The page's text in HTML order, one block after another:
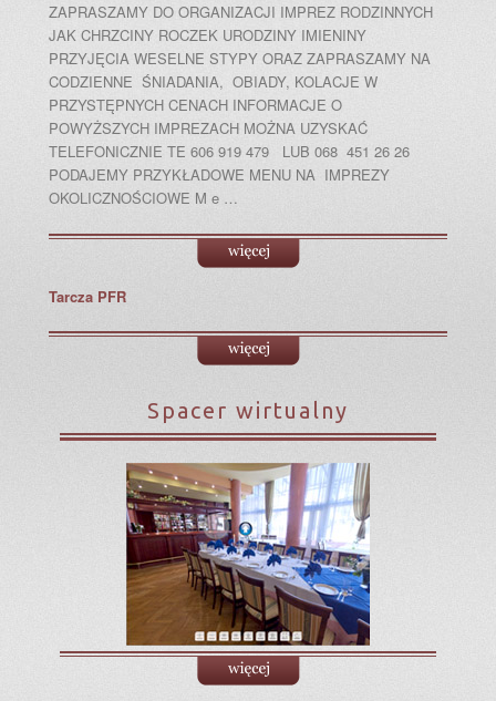
ZAPRASZAMY DO ORGANIZACJI IMPREZ RODZINNYCH
JAK CHRZCINY ROCZEK URODZINY IMIENINY
PRZYJĘCIA WESELNE STYPY ORAZ ZAPRASZAMY NA
CODZIENNE ŚNIADANIA, OBIADY, KOLACJE W
PRZYSTĘPNYCH CENACH INFORMACJE O
POWYŻSZYCH IMPREZACH MOŻNA UZYSKAĆ
TELEFONICZNIE TE 606 919 479 LUB 068 451 26 26
PODAJEMY PRZYKŁADOWE MENU NA IMPREZY
OKOLICZNOŚCIOWE M e …
Tarcza PFR
Spacer wirtualny